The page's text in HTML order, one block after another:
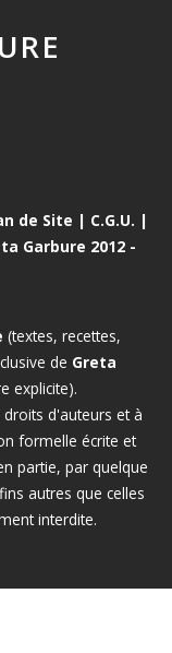
de Site | C.G.U. |
Garbure 2012 -
(textes, recettes,
de Greta
explicite).
d'auteurs et à
formelle écrite et
partie, par quelque
autres que celles
interdite.